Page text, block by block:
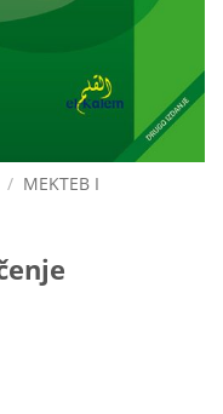
/ MEKTEB I